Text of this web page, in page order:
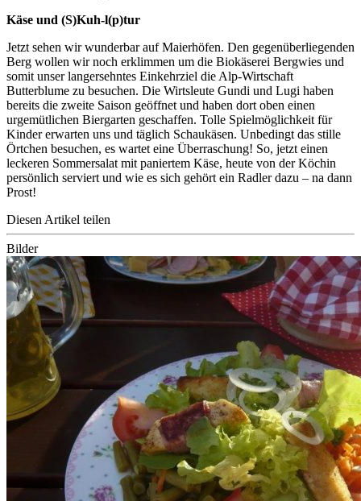
Käse und (S)Kuh-l(p)tur
Jetzt sehen wir wunderbar auf Maierhöfen. Den gegenüberliegenden
Berg wollen wir noch erklimmen um die Biokäserei Bergwies und
somit unser langersehntes Einkehrziel die Alp-Wirtschaft
Butterblume zu besuchen. Die Wirtsleute Gundi und Lugi haben
bereits die zweite Saison geöffnet und haben dort oben einen
urgemütlichen Biergarten geschaffen. Tolle Spielmöglichkeit für
Kinder erwarten uns und täglich Schaukäsen. Unbedingt das stille
Örtchen besuchen, es wartet eine Überraschung! So, jetzt einen
leckeren Sommersalat mit paniertem Käse, heute von der Köchin
persönlich serviert und wie es sich gehört ein Radler dazu – na dann
Prost!
Diesen Artikel teilen
Bilder